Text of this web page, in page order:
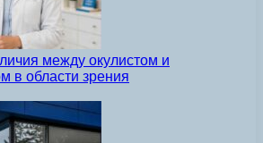
между окулистом и
в области зрения